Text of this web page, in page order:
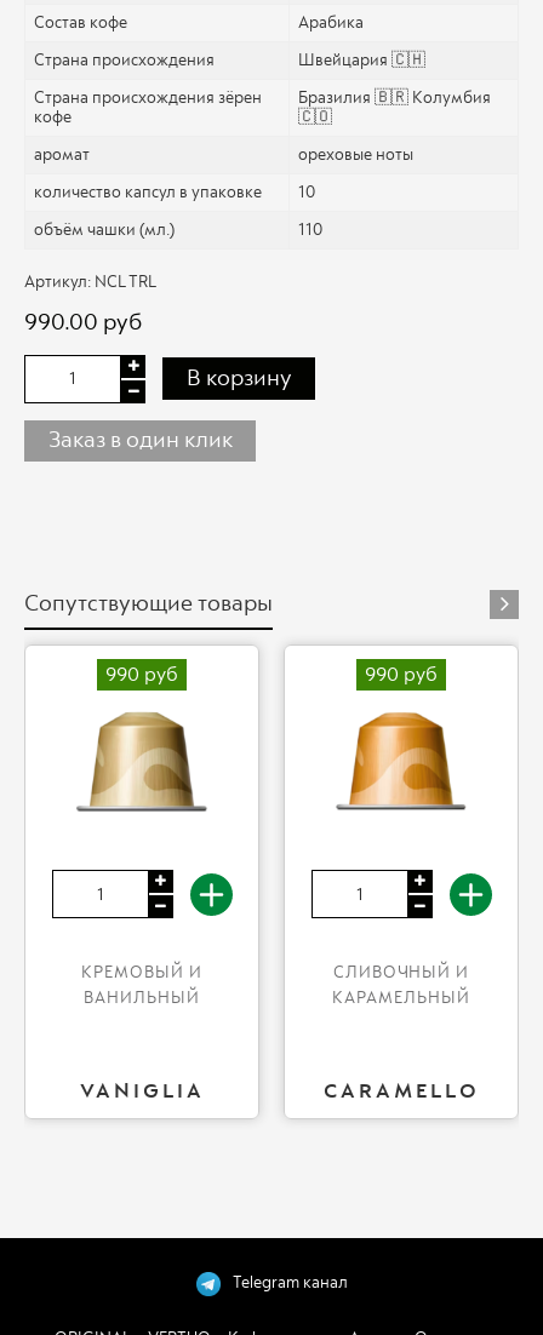
Состав кофе
Арабика
Страна происхождения
Швейцария 🇨🇭
Страна происхождения зёрен
кофе
Бразилия 🇧🇷 Колумбия
🇨🇴
аромат
ореховые ноты
количество капсул в упаковке
10
объём чашки (мл.)
110
Артикул: NCL TRL
990.00 руб
В корзину
Заказ в один клик
Сопутствующие товары
990 руб
КРЕМОВЫЙ И
ВАНИЛЬНЫЙ
VANIGLIA
990 руб
СЛИВОЧНЫЙ И
КАРАМЕЛЬНЫЙ
CARAMELLO
Telegram канал